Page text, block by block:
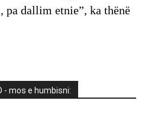
pa dallim etnie”, ka thënë
- mos e humbisni: